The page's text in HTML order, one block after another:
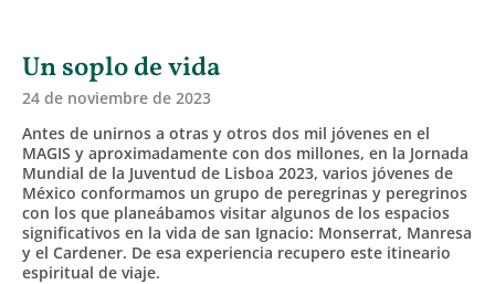
Un soplo de vida
24 de noviembre de 2023
Antes de unirnos a otras y otros dos mil jóvenes en el
MAGIS y aproximadamente con dos millones, en la Jornada
Mundial de la Juventud de Lisboa 2023, varios jóvenes de
México conformamos un grupo de peregrinas y peregrinos
con los que planeábamos visitar algunos de los espacios
significativos en la vida de san Ignacio: Monserrat, Manresa
y el Cardener. De esa experiencia recupero este itineario
espiritual de viaje.